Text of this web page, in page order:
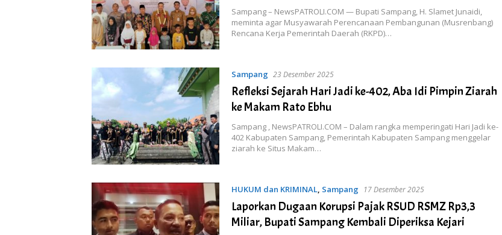
Sampang – NewsPATROLI.COM — Bupati Sampang, H. Slamet Junaidi,
meminta agar Musyawarah Perencanaan Pembangunan (Musrenbang)
Rencana Kerja Pemerintah Daerah (RKPD)…
Sampang 23 Desember 2025
Refleksi Sejarah Hari Jadi ke-402, Aba Idi Pimpin Ziarah
ke Makam Rato Ebhu
Sampang , NewsPATROLI.COM – Dalam rangka memperingati Hari Jadi ke-
402 Kabupaten Sampang, Pemerintah Kabupaten Sampang menggelar
ziarah ke Situs Makam…
HUKUM dan KRIMINAL, Sampang 17 Desember 2025
Laporkan Dugaan Korupsi Pajak RSUD RSMZ Rp3,3
Miliar, Bupati Sampang Kembali Diperiksa Kejari